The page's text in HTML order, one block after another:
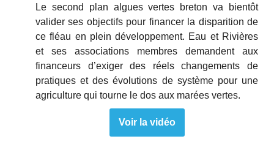
Le second plan algues vertes breton va bientôt
valider ses objectifs pour financer la disparition de
ce fléau en plein développement. Eau et Rivières
et ses associations membres demandent aux
financeurs d’exiger des réels changements de
pratiques et des évolutions de système pour une
agriculture qui tourne le dos aux marées vertes.
Voir la vidéo